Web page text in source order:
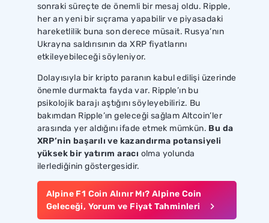
sonraki süreçte de önemli bir mesaj oldu. Ripple,
her an yeni bir sıçrama yapabilir ve piyasadaki
hareketlilik buna son derece müsait. Rusya’nın
Ukrayna saldırısının da XRP fiyatlarını
etkileyebileceği söyleniyor.
Dolayısıyla bir kripto paranın kabul edilişi üzerinde
önemle durmakta fayda var. Ripple’ın bu
psikolojik barajı aştığını söyleyebiliriz. Bu
bakımdan Ripple’ın geleceği sağlam Altcoin’ler
arasında yer aldığını ifade etmek mümkün. Bu da
XRP’nin başarılı ve kazandırma potansiyeli
yüksek bir yatırım aracı olma yolunda
ilerlediğinin göstergesidir.
Alpine F1 Coin Alınır Mı? Alpine Coin
Geleceği, Yorum ve Fiyat Tahminleri